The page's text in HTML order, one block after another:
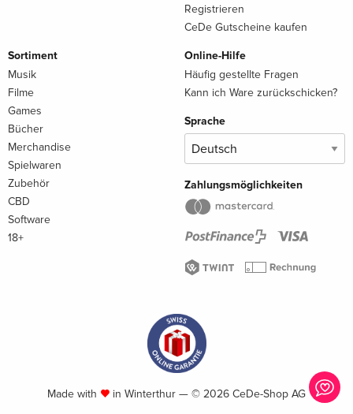
Registrieren
CeDe Gutscheine kaufen
Sortiment
Musik
Filme
Games
Bücher
Merchandise
Spielwaren
Zubehör
CBD
Software
18+
Online-Hilfe
Häufig gestellte Fragen
Kann ich Ware zurückschicken?
Sprache
Zahlungsmöglichkeiten
Made with in Winterthur — © 2026 CeDe-Shop AG